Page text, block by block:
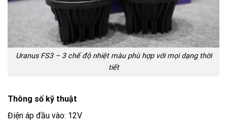
Uranus FS3 – 3 chế độ nhiệt màu phù hợp với mọi dạng thời
tiết
Thông số kỹ thuật
Điện áp đầu vào: 12V